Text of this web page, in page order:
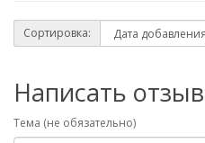
Сортировка:
Написать отзыв
Тема (не обязательно)